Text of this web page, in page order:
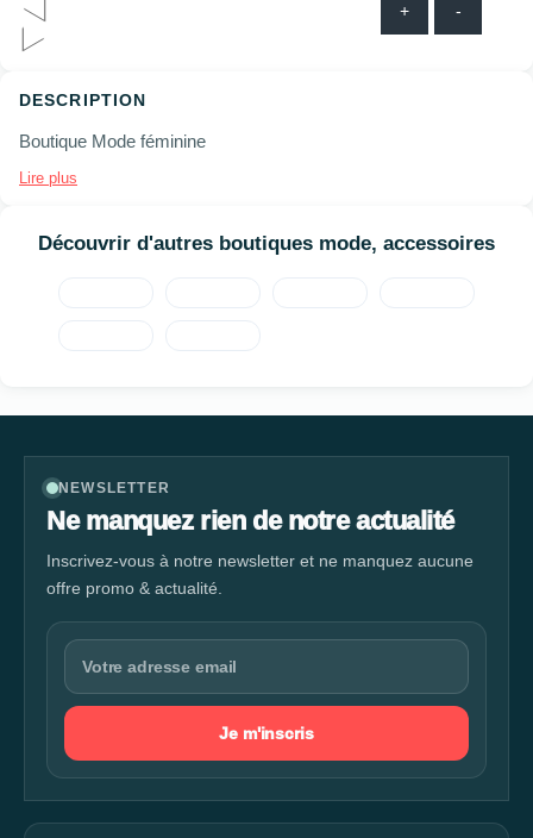
+ -
DESCRIPTION
Boutique Mode féminine
Lire plus
Découvrir d'autres boutiques mode, accessoires
NEWSLETTER
Ne manquez rien de notre actualité
Inscrivez-vous à notre newsletter et ne manquez aucune
offre promo & actualité.
Je m'inscris